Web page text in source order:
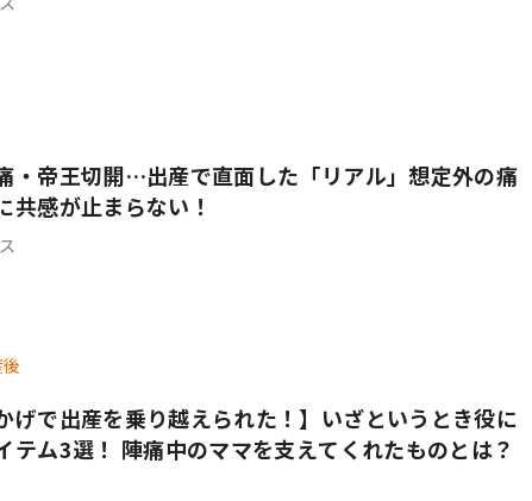
・帝王切開…出産で直面した「リアル」想定外の痛
共感が止まらない！
げで出産を乗り越えられた！】いざというとき役に
テム3選！ 陣痛中のママを支えてくれたものとは？